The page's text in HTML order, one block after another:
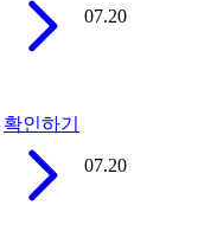
07.20
확인하기
07.20